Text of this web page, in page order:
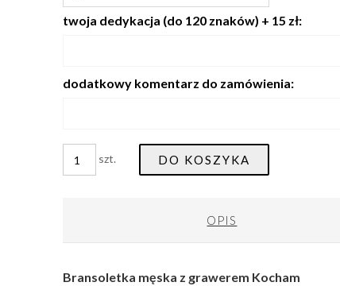
twoja dedykacja (do 120 znaków) + 15 zł:
dodatkowy komentarz do zamówienia:
szt. DO KOSZYKA
OPIS
Bransoletka męska z grawerem Kocham